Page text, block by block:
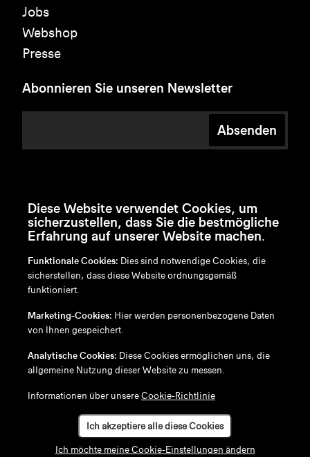
Jobs
Webshop
Presse
Abonnieren Sie unseren Newsletter
Absenden
en/nl/fr/de
Disclaimer
Cookie-Richtlinie
Diese Website verwendet Cookies, um
sicherzustellen, dass Sie die bestmögliche
Erfahrung auf unserer Website machen.
Funktionale Cookies: Dies sind notwendige Cookies, die
sicherstellen, dass diese Website ordnungsgemäß
funktioniert.
Marketing-Cookies: Hier werden personenbezogene Daten
von Ihnen gespeichert.
Analytische Cookies: Diese Cookies ermöglichen uns, die
allgemeine Nutzung dieser Website zu messen.
Informationen über unsereCookie-Richtlinie
Ich akzeptiere alle diese Cookies
Ich möchte meine Cookie-Einstellungen ändern